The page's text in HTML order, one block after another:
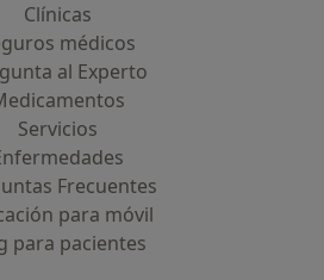
Clínicas
médicos
al Experto
Servicios
Frecuentes
para móvil
para pacientes